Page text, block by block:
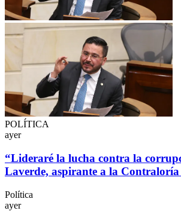
POLÍTICA
ayer
“Lideraré la lucha contra la
Laverde, aspirante a la Contraloría
Política
ayer